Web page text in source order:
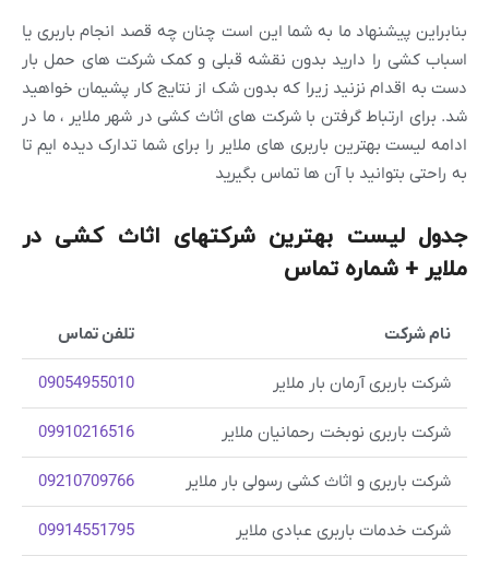
بنابراین پیشنهاد ما به شما این است چنان چه قصد انجام باربری یا
اسباب کشی را دارید بدون نقشه قبلی و کمک شرکت های حمل بار
دست به اقدام نزنید زیرا که بدون شک از نتایج کار پشیمان خواهید
شد. برای ارتباط گرفتن با شرکت های اثاث کشی در شهر ملایر ، ما در
ادامه لیست بهترین باربری های ملایر را برای شما تدارک دیده ایم تا
به راحتی بتوانید با آن ها تماس بگیرید
جدول لیست بهترین شرکتهای اثاث کشی در
ملایر + شماره تماس
نام شرکت تلفن تماس
شرکت باربری آرمان بار ملایر 09054955010
شرکت باربری نوبخت رحمانیان ملایر 09910216516
شرکت باربری و اثاث کشی رسولی بار ملایر 09210709766
شرکت خدمات باربری عبادی ملایر 09914551795